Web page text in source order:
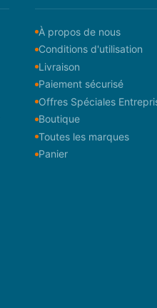
À propos de nous
Conditions d'utilisation
Livraison
Paiement sécurisé
Offres Spéciales
Boutique
Toutes les marques
Panier